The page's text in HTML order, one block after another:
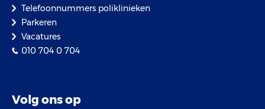
Telefoonnummers poliklinieken
Parkeren
Vacatures
010 704 0 704
Volg ons op